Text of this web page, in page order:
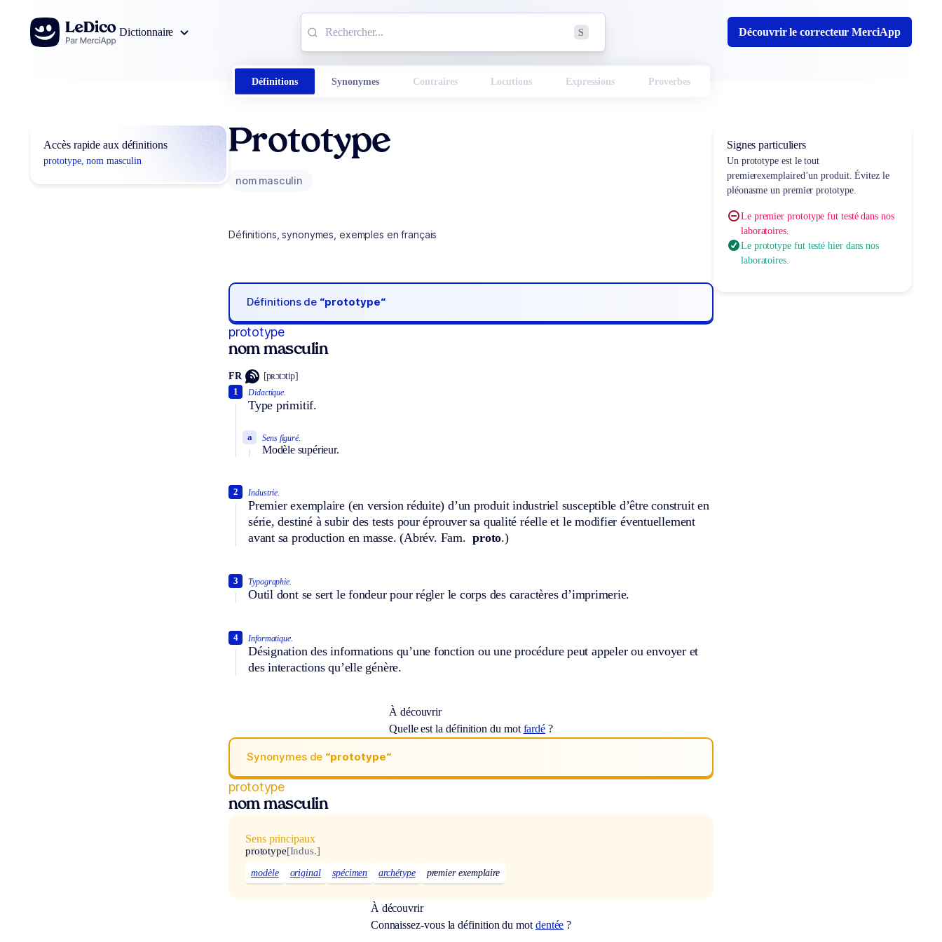
Aller au contenu
Dictionnaire
S Découvrir le correcteur MerciApp
Définitions Synonymes Contraires Locutions Expressions Proverbes
Accès rapide aux définitions
prototype, nom masculin
Prototype
nom masculin
Définitions, synonymes, exemples en français
Définitions de “prototype“
prototype
nom masculin
FR [pʀɔtɔtip]
Didactique.
Type primitif.
1
Sens figuré.
Modèle supérieur.
a
Industrie.
Premier exemplaire (en version réduite) d’un produit industriel susceptible d’être construit en
série, destiné à subir des tests pour éprouver sa qualité réelle et le modifier éventuellement
avant sa production en masse. (Abrév. Fam. proto.)
2
Typographie.
Outil dont se sert le fondeur pour régler le corps des caractères d’imprimerie.
3
Informatique.
Désignation des informations qu’une fonction ou une procédure peut appeler ou envoyer et
des interactions qu’elle génère.
4
À découvrir
Quelle est la définition du mot fardé ?
Synonymes de “prototype“
prototype
nom masculin
Sens principaux
prototype[Indus.]
modèle original spécimen archétype premier exemplaire
À découvrir
Connaissez-vous la définition du mot dentée ?
Signes particuliers
Un prototype est letout
premierexemplaired’un produit. Évitez le
pléonasmeun premier prototype.
Le premier prototype fut testé dans nos
laboratoires.
Le prototype fut testé hier dans nos
laboratoires.